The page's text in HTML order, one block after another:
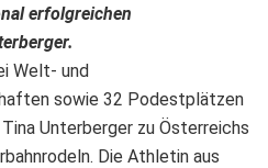
erfolgreichen
Welt- und
sowie 32 Podestplätzen
Unterberger zu Österreichs
Die Athletin aus